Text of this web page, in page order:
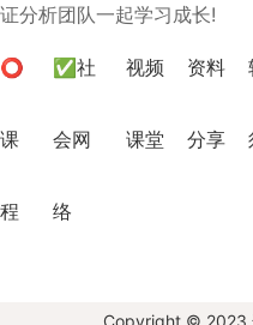
证分析团队一起学习成长!
⭕
课
程
✅社
会网
络
视频
课堂
资料
分享
Copyright © 2023